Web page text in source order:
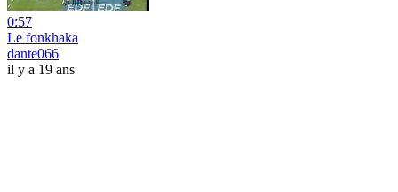
0:57
Le fonkhaka
dante066
il y a 19 ans